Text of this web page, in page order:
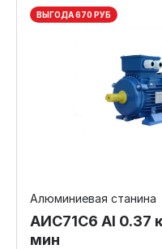
ВЫГОДА 670 РУБ
Алюминиевая станина
АИС71С6 Al 0.37
мин